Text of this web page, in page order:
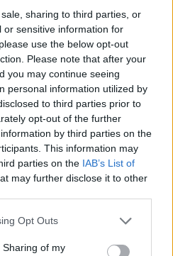
sharing to third parties, or
or sensitive information for
use the below opt-out
Please note that after your
you may continue seeing
personal information utilized by
to third parties prior to
opt-out of the further
by third parties on the
This information may
parties on the IAB’s List of
may further disclose it to other
app uses one or more Google
behaviour. You may click to
Opt Outs
of my
πριν και μια πρώτη
αριθμό εμβολίων
να εμβολιάσουμε
άτομα ηλικίας άνω
μέρες του
ογενικός γραμματέας
της πρώτης
όλων των
φιλοξενούμενους
Ηλικιωμένων, καθώς
που